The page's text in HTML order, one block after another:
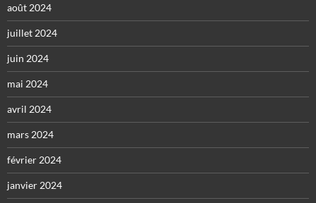
août 2024
juillet 2024
juin 2024
mai 2024
avril 2024
mars 2024
février 2024
janvier 2024